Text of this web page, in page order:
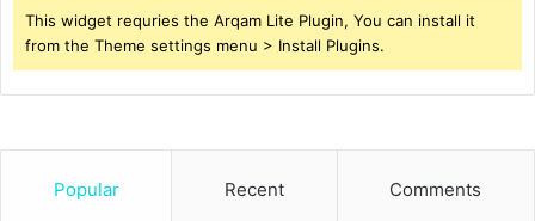
This widget requries the Arqam Lite Plugin, You can install it
from the Theme settings menu > Install Plugins.
Popular Recent Comments